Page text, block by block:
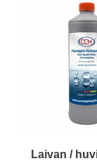
Laivan /